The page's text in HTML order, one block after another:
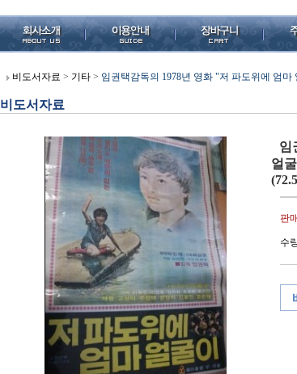
비도서자료 > 기타 > 임권택감독의 1978년 영화 "저 파도위에 엄
비도서자료
임
얼
판
수